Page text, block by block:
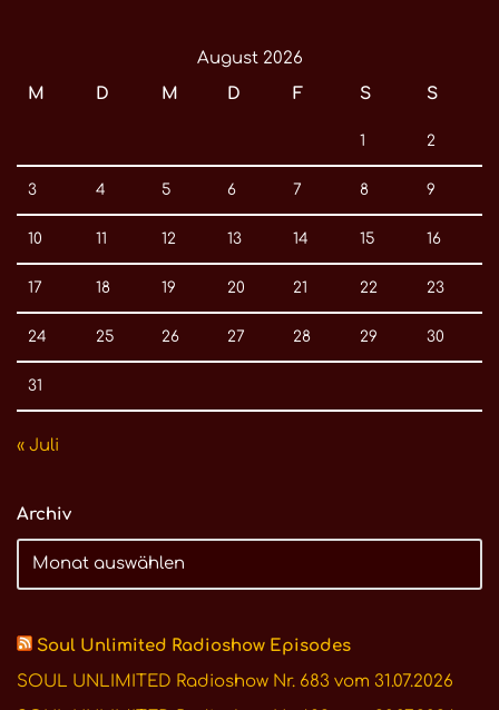
August 2026
M
D M D F S S
1 2
3 4 5 6 7 8 9
10 11 12 13 14 15 16
17 18 19 20 21 22 23
24 25 26 27 28 29 30
31
« Juli
Archiv
Soul Unlimited Radioshow Episodes
SOUL UNLIMITED Radioshow Nr. 683 vom 31.07.2026